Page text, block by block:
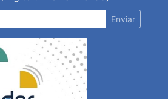
Enviar